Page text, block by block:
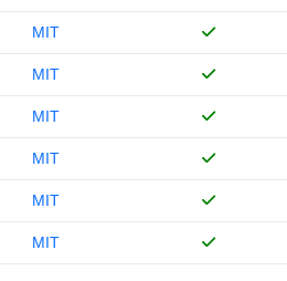
MIT
MIT
MIT
MIT
MIT
MIT